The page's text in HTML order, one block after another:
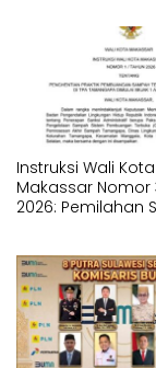
Instruksi Wali Kota
Makassar Nomor
2026: Pemilahan